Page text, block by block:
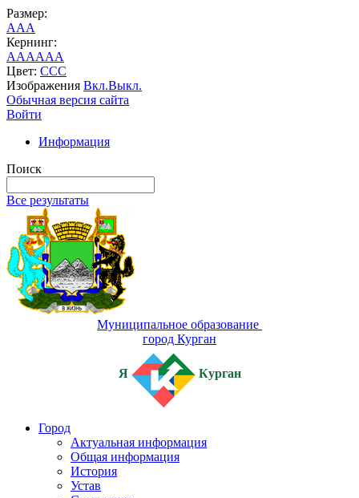
Размер:
AAA
Кернинг:
AAAAAA
Цвет: CCC
Изображения Вкл.Выкл.
Обычная версия сайта
Войти
Информация
Поиск
Все результаты
Муниципальное образование
город Курган
Я Курган
Город
Актуальная информация
Общая информация
История
Устав